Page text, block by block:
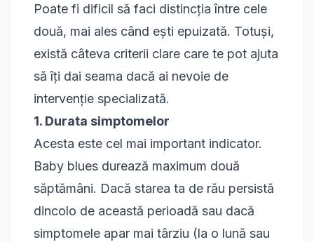
Poate fi dificil să faci distincția între cele
două, mai ales când ești epuizată. Totuși,
există câteva criterii clare care te pot ajuta
să îți dai seama dacă ai nevoie de
intervenție specializată.
1. Durata simptomelor
Acesta este cel mai important indicator.
Baby blues durează maximum două
săptămâni. Dacă starea ta de rău persistă
dincolo de această perioadă sau dacă
simptomele apar mai târziu (la o lună sau